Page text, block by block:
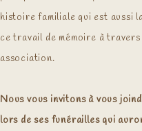
histoire familiale qui est aussi
ce travail de mémoire à
association.
Nous vous invitons à vous
lors de ses funérailles qui